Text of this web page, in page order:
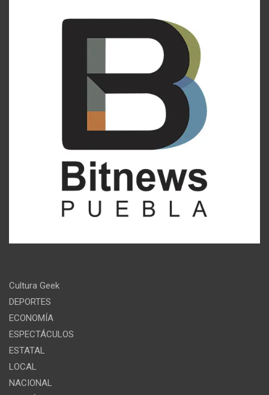
Cultura Geek
DEPORTES
ECONOMÍA
ESPECTÁCULOS
ESTATAL
LOCAL
NACIONAL